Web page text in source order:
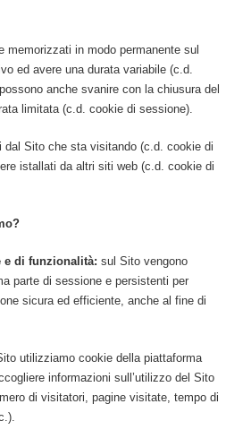
memorizzati in modo permanente sul
ed avere una durata variabile (c.d.
anche svanire con la chiusura del
limitata (c.d. cookie di sessione).
dal Sito che sta visitando (c.d. cookie di
istallati da altri siti web (c.d. cookie di
e di funzionalità: sul Sito vengono
parte di sessione e persistenti per
sicura ed efficiente, anche al fine di
utilizziamo cookie della piattaforma
informazioni sull’utilizzo del Sito
di visitatori, pagine visitate, tempo di